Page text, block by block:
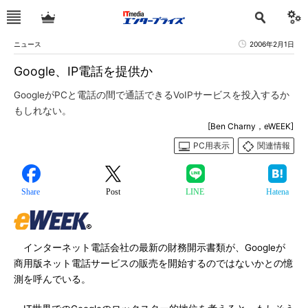
ニュース 2006年2月1日
Google、IP電話を提供か
GoogleがPCと電話の間で通話できるVoIPサービスを投入するか
もしれない。
[Ben Charny，eWEEK]
PC用表示
関連情報
Share Post LINE Hatena
インターネット電話会社の最新の財務開示書類が、Googleが
商用版ネット電話サービスの販売を開始するのではないかとの憶
測を呼んでいる。